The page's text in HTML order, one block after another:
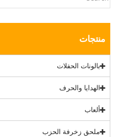
منتجات
بالونات الحفلات
الهدايا والحرف
ألعاب
ملحق زخرفة الحزب